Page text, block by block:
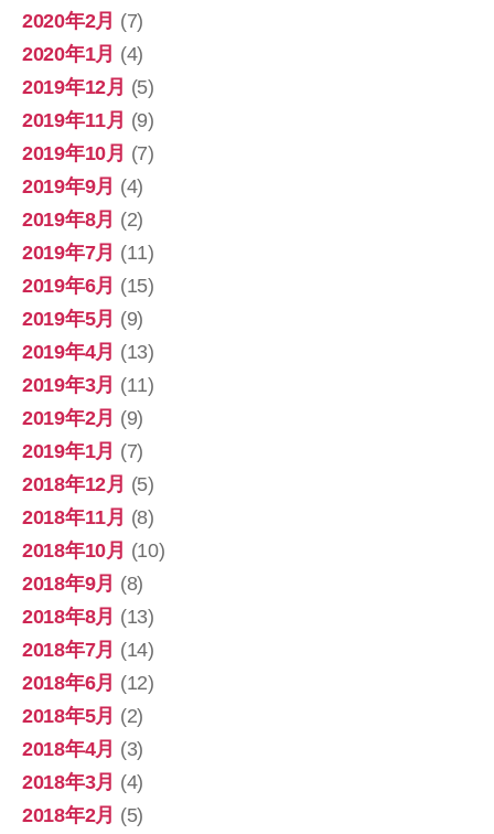
2020年2月 (7)
2020年1月 (4)
2019年12月 (5)
2019年11月 (9)
2019年10月 (7)
2019年9月 (4)
2019年8月 (2)
2019年7月 (11)
2019年6月 (15)
2019年5月 (9)
2019年4月 (13)
2019年3月 (11)
2019年2月 (9)
2019年1月 (7)
2018年12月 (5)
2018年11月 (8)
2018年10月 (10)
2018年9月 (8)
2018年8月 (13)
2018年7月 (14)
2018年6月 (12)
2018年5月 (2)
2018年4月 (3)
2018年3月 (4)
2018年2月 (5)